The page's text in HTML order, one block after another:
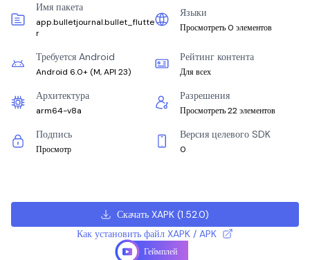
Имя пакета
app.bulletjournal.bullet_flutte
r
Языки
Просмотреть 0 элементов
Требуется Android
Android 6.0+ (M, API 23)
Рейтинг контента
Для всех
Архитектура
arm64-v8a
Разрешения
Просмотреть 22 элементов
Подпись
Просмотр
Версия целевого SDK
0
Скачать XAPK (1.52.0)
Как установить файл XAPK / APK
Геймплей